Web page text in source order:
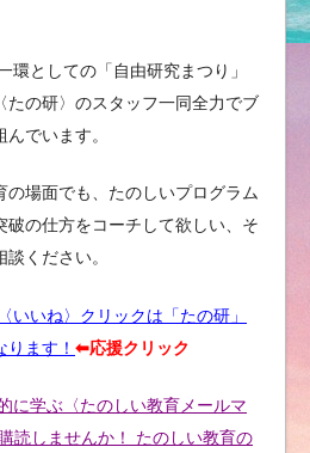
環としての「自由研究まつり」
たの研〉のスタッフ一同全力でブ
でいます。
場面でも、たのしいプログラム
破の仕方をコーチして欲しい、そ
ください。
いね〉クリックは「たの研」
ます！ ⬅︎応援クリック
に学ぶ〈たのしい教育メールマ
読しませんか！ たのしい教育の